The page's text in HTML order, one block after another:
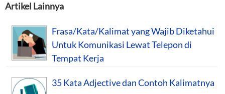
Artikel Lainnya
Frasa/Kata/Kalimat yang Wajib Diketahui
Untuk Komunikasi Lewat Telepon di
Tempat Kerja
35 Kata Adjective dan Contoh Kalimatnya